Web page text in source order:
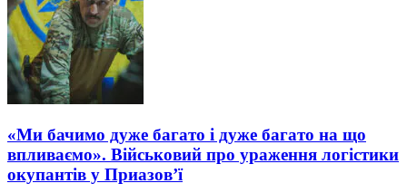
«Ми бачимо дуже багато і дуже багато на що
впливаємо». Військовий про ураження логістики
окупантів у Приазов’ї